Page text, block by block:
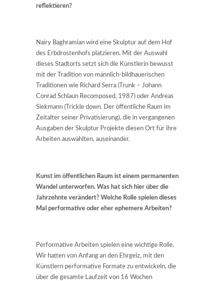
reflektieren?
Nairy Baghramian wird eine Skulptur auf dem Hof
des Erbdrostenhofs platzieren. Mit der Auswahl
dieses Stadtorts setzt sich die Künstlerin bewusst
mit der Tradition von männlich-bildhauerischen
Traditionen wie Richard Serra (Trunk – Johann
Conrad Schlaun Recomposed, 1987) oder Andreas
Siekmann (Trickle down. Der öffentliche Raum im
Zeitalter seiner Privatisierung), die in vergangenen
Ausgaben der Skulptur Projekte diesen Ort für ihre
Arbeiten auswählten, auseinander.
Kunst im öffentlichen Raum ist einem permanenten
Wandel unterworfen. Was hat sich hier über die
Jahrzehnte verändert? Welche Rolle spielen dieses
Mal performative oder eher ephemere Arbeiten?
Performative Arbeiten spielen eine wichtige Rolle.
Wir hatten von Anfang an den Ehrgeiz, mit den
Künstlern performative Formate zu entwickeln, die
über die gesamte Laufzeit von 16 Wochen